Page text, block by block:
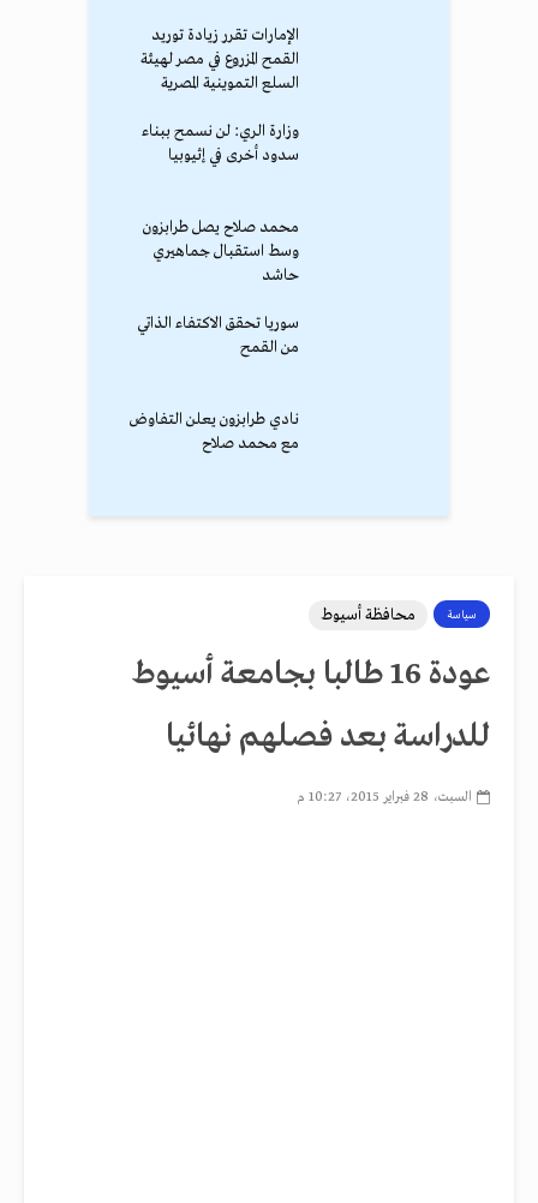
الإمارات تقرر زيادة توريد
القمح المزروع في مصر لهيئة
السلع التموينية المصرية
وزارة الري: لن نسمح ببناء
سدود أخرى في إثيوبيا
محمد صلاح يصل طرابزون
وسط استقبال جماهيري
حاشد
سوريا تحقق الاكتفاء الذاتي
من القمح
نادي طرابزون يعلن التفاوض
مع محمد صلاح
سياسة محافظة أسيوط
عودة 16 طالبا بجامعة أسيوط
للدراسة بعد فصلهم نهائيا
السبت، 28 فبراير 2015، 10:27 م